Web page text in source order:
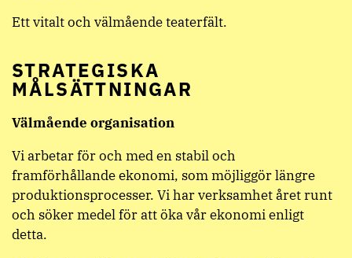
Ett vitalt och välmående teaterfält.
STRATEGISKA
MÅLSÄTTNINGAR
Välmående organisation
Vi arbetar för och med en stabil och
framförhållande ekonomi, som möjliggör längre
produktionsprocesser. Vi har verksamhet året runt
och söker medel för att öka vår ekonomi enligt
detta.